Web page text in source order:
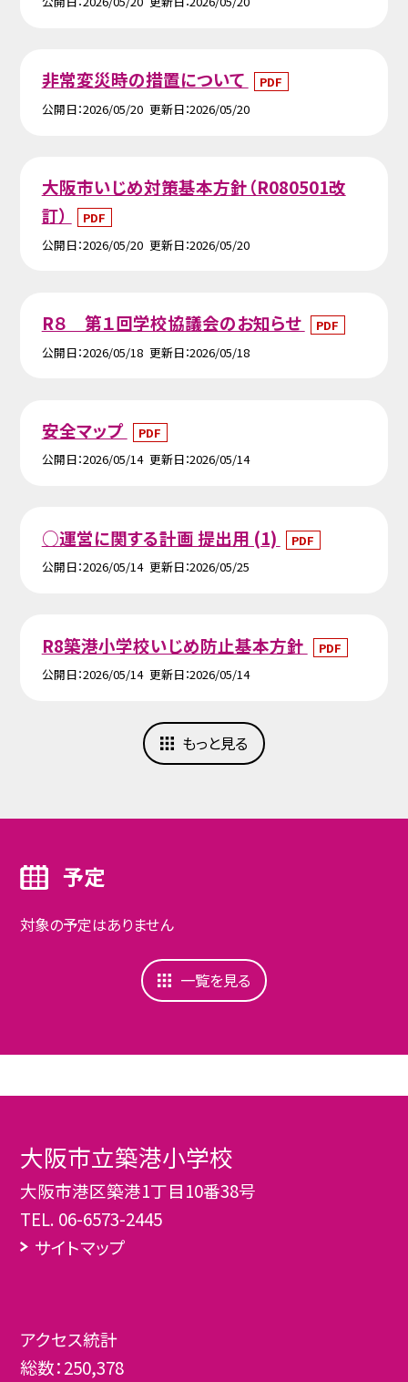
非常変災時の措置について
PDF
公開日 2026/05/20 更新日 2026/05/20
大阪市いじめ対策基本方針（R080501改
訂）
PDF
公開日 2026/05/20 更新日 2026/05/20
R８ 第１回学校協議会のお知らせ
PDF
公開日 2026/05/18 更新日 2026/05/18
安全マップ
PDF
公開日 2026/05/14 更新日 2026/05/14
○運営に関する計画 提出用 (1)
PDF
公開日 2026/05/14 更新日 2026/05/25
R8築港小学校いじめ防止基本方針
PDF
公開日 2026/05/14 更新日 2026/05/14
もっと見る
予定
対象の予定はありません
一覧を見る
大阪市立築港小学校
大阪市港区築港1丁目10番38号
TEL. 06-6573-2445
サイトマップ
アクセス統計
総数：250,378